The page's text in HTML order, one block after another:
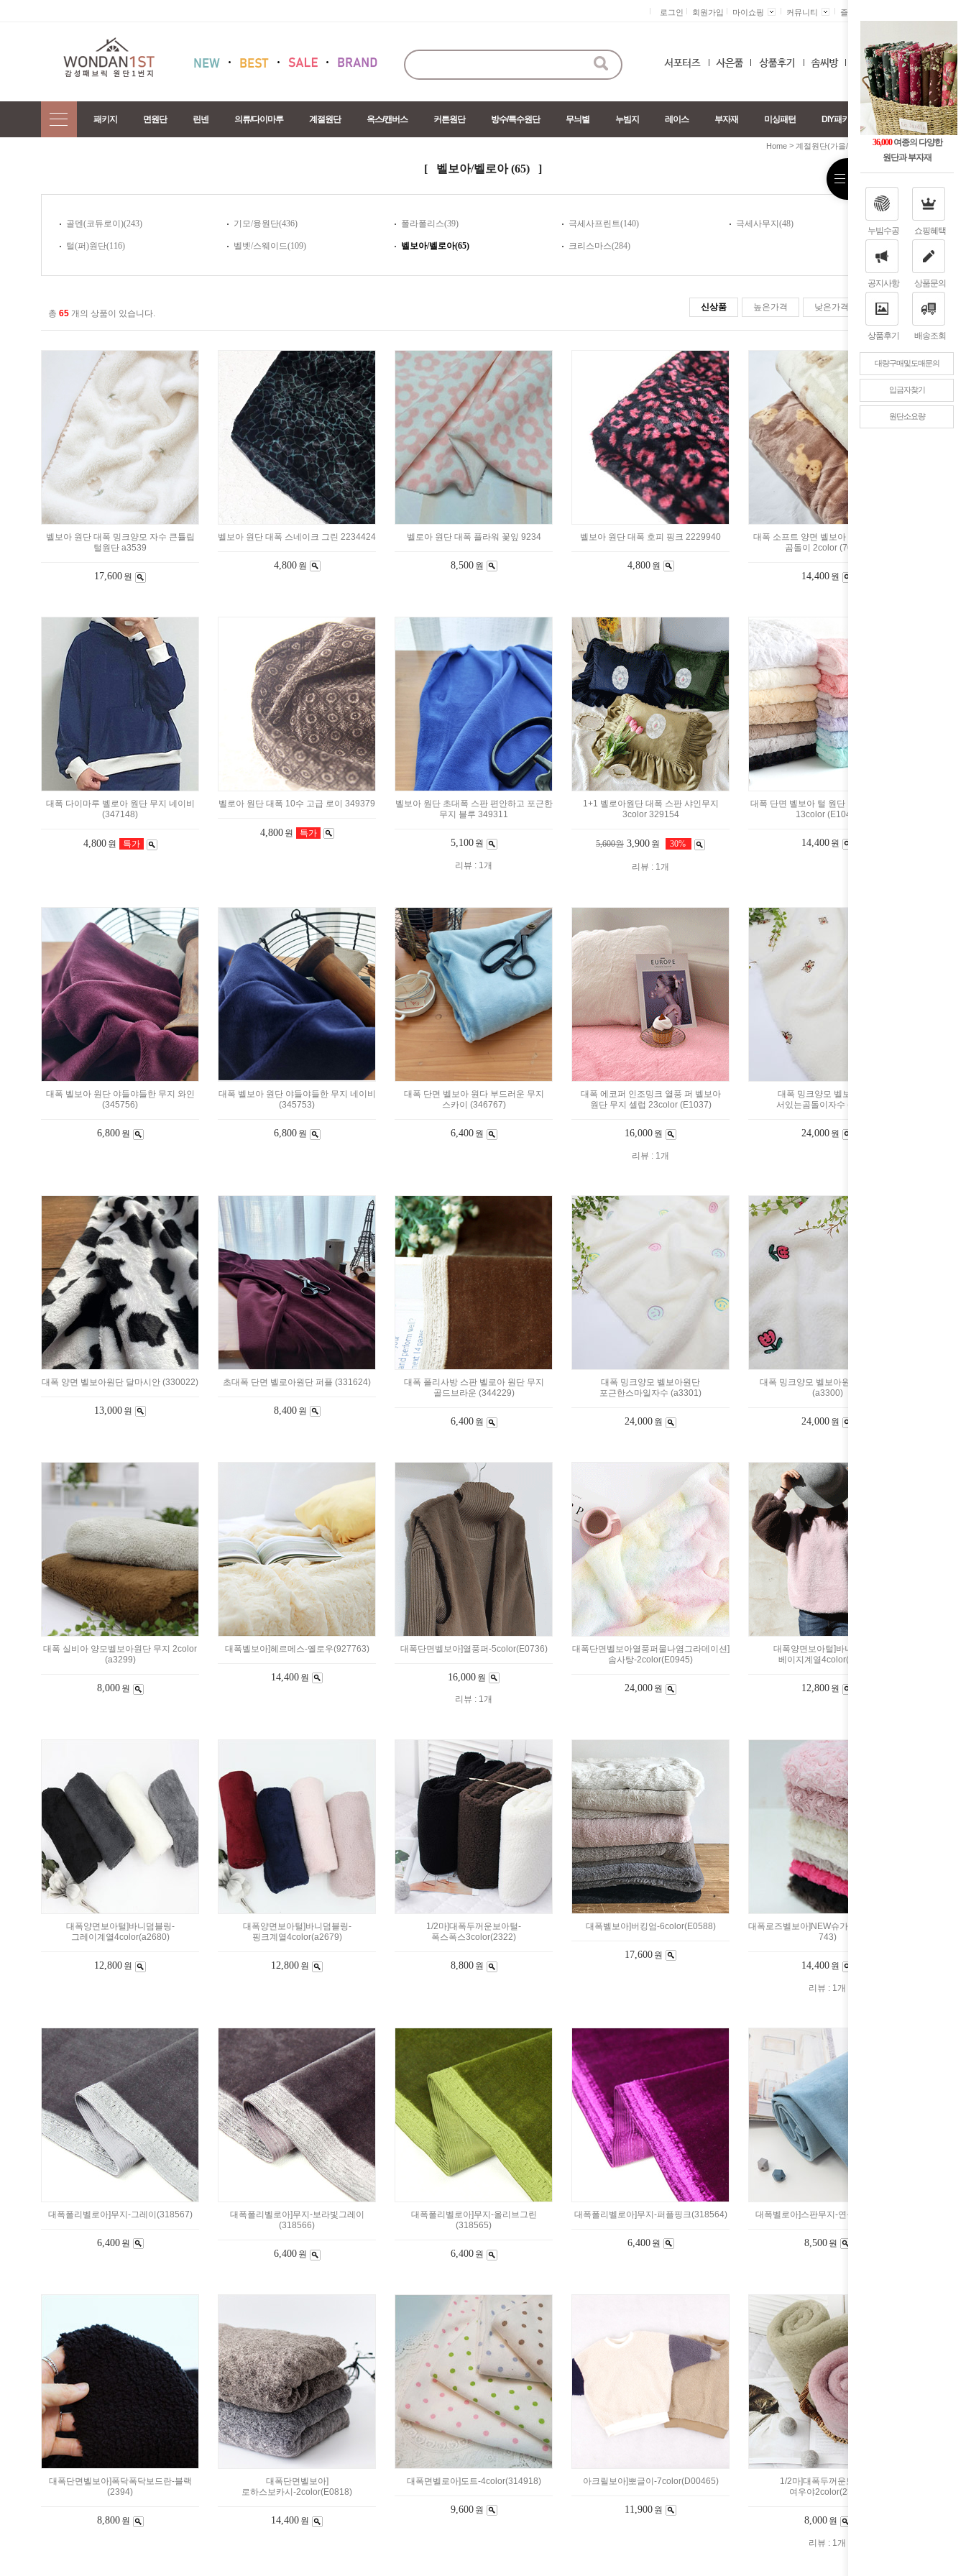
36,000여종의 다양한
원단과 부자재
누빔수공 쇼핑혜택
공지사항 상품문의
상품후기 배송조회
대량구매및도매문의
입금자찾기
원단소요량
로그인 회원가입 마이쇼핑 커뮤니티 즐겨찾기 +
0
패키지 면원단 린넨 의류/다이마루 계절원단 옥스/캔버스 커튼원단 방수/특수원단 무늬별 누빔지 레이스 부자재 미싱패턴 DIY패키지
Home > 계절원단(가을/겨울) >벨보아/벨로아
[ 벨보아/벨로아(65) ]
골덴(코듀로이)(243) 기모/융원단(436) 폴라폴리스(39) 극세사프린트(140) 극세사무지(48)
털(퍼)원단(116) 벨벳/스웨이드(109) 벨보아/벨로아(65) 크리스마스(284)
총 65 개의 상품이 있습니다.
신상품 높은가격 낮은가격 판매순위
벨보아 원단 대폭 밍크양모 자수 큰튤립
털원단 a3539
17,600 원
벨보아 원단 대폭 스네이크 그린 2234424
4,800 원
벨로아 원단 대폭 플라워 꽃잎 9234
8,500 원
벨보아 원단 대폭 호피 핑크 2229940
4,800 원
대폭 소프트 양면 벨보아 원단 보들보들
곰돌이 2color (70572)
14,400 원
대폭 다이마루 벨로아 원단 무지 네이비
(347148)
4,800 원 특가
벨로아 원단 대폭 10수 고급 로이 349379
4,800 원 특가
벨보아 원단 초대폭 스판 편안하고 포근한
무지 블루 349311
5,100 원
리뷰 : 1개
1+1 벨로아원단 대폭 스판 샤인무지
3color 329154
5,600원 3,900 원 30%
리뷰 : 1개
대폭 단면 벨보아 털 원단 NEW 헤르메스
13color (E1043)
14,400 원
대폭 벨보아 원단 야들야들한 무지 와인
(345756)
6,800 원
대폭 벨보아 원단 야들야들한 무지 네이비
(345753)
6,800 원
대폭 단면 벨보아 원다 부드러운 무지
스카이 (346767)
6,400 원
대폭 에코퍼 인조밍크 열풍 퍼 벨보아
원단 무지 셀럽 23color (E1037)
16,000 원
리뷰 : 1개
대폭 밍크양모 벨보아원단
서있는곰돌이자수 (a3303)
24,000 원
대폭 양면 벨보아원단 달마시안 (330022)
13,000 원
초대폭 단면 벨로아원단 퍼플 (331624)
8,400 원
대폭 폴리사방 스판 벨로아 원단 무지
골드브라운 (344229)
6,400 원
대폭 밍크양모 벨보아원단
포근한스마일자수 (a3301)
24,000 원
대폭 밍크양모 벨보아원단 튤립자수
(a3300)
24,000 원
대폭 실비아 양모벨보아원단 무지 2color
(a3299)
8,000 원
대폭벨보아]헤르메스-옐로우(927763)
14,400 원
대폭단면벨보아]열풍퍼-5color(E0736)
16,000 원
리뷰 : 1개
대폭단면벨보아열풍퍼물나염그라데이션]
솜사탕-2color(E0945)
24,000 원
대폭양면보아털]바니덤블링-
베이지계열4color(a2678)
12,800 원
대폭양면보아털]바니덤블링-
그레이계열4color(a2680)
12,800 원
대폭양면보아털]바니덤블링-
핑크계열4color(a2679)
12,800 원
1/2마]대폭두꺼운보아털-
폭스폭스3color(2322)
8,800 원
대폭벨보아]버킹엄-6color(E0588)
17,600 원
대폭로즈벨보아]NEW슈가로즈-8color(E0
743)
14,400 원
리뷰 : 1개
대폭폴리벨로아]무지-그레이(318567)
6,400 원
대폭폴리벨로아]무지-보라빛그레이
(318566)
6,400 원
대폭폴리벨로아]무지-올리브그린
(318565)
6,400 원
대폭폴리벨로아]무지-퍼플핑크(318564)
6,400 원
대폭벨로아]스판무지-연블루(300626)
8,500 원
대폭단면벨보아]폭닥폭닥보드란-블랙
(2394)
8,800 원
대폭단면벨보아]
로하스보카시-2color(E0818)
14,400 원
대폭면벨로아]도트-4color(314918)
9,600 원
아크릴보아]뽀글이-7color(D00465)
11,900 원
1/2마]대폭두꺼운보아털-
여우야2color(2323)
8,000 원
리뷰 : 1개